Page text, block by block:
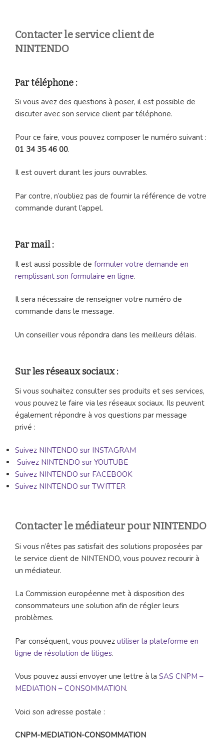
Contacter le service client de
NINTENDO
Par téléphone :
Si vous avez des questions à poser, il est possible de
discuter avec son service client par téléphone.
Pour ce faire, vous pouvez composer le numéro suivant :
01 34 35 46 00.
Il est ouvert durant les jours ouvrables.
Par contre, n’oubliez pas de fournir la référence de votre
commande durant l’appel.
Par mail :
Il est aussi possible de formuler votre demande en
remplissant son formulaire en ligne.
Il sera nécessaire de renseigner votre numéro de
commande dans le message.
Un conseiller vous répondra dans les meilleurs délais.
Sur les réseaux sociaux :
Si vous souhaitez consulter ses produits et ses services,
vous pouvez le faire via les réseaux sociaux. Ils peuvent
également répondre à vos questions par message
privé :
Suivez NINTENDO sur INSTAGRAM
Suivez NINTENDO sur YOUTUBE
Suivez NINTENDO sur FACEBOOK
Suivez NINTENDO sur TWITTER
Contacter le médiateur pour NINTENDO
Si vous n’êtes pas satisfait des solutions proposées par
le service client de NINTENDO, vous pouvez recourir à
un médiateur.
La Commission européenne met à disposition des
consommateurs une solution afin de régler leurs
problèmes.
Par conséquent, vous pouvez utiliser la plateforme en
ligne de résolution de litiges.
Vous pouvez aussi envoyer une lettre à la SAS CNPM –
MEDIATION – CONSOMMATION.
Voici son adresse postale :
CNPM-MEDIATION-CONSOMMATION